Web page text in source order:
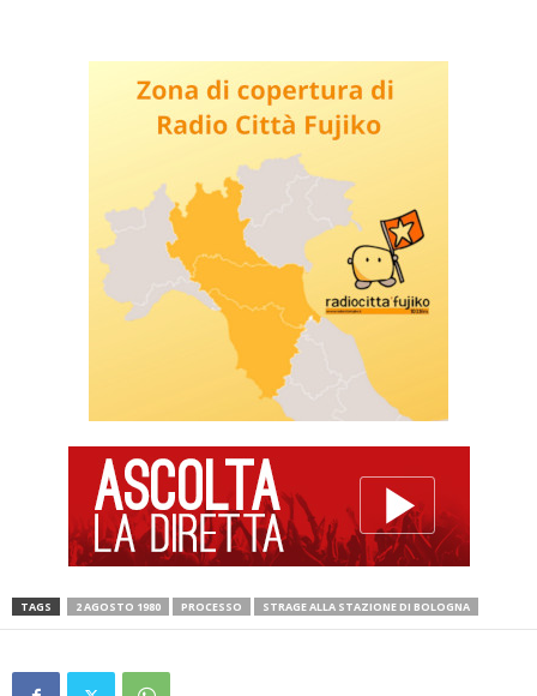
TAGS 2 AGOSTO 1980 PROCESSO STRAGE ALLA STAZIONE DI BOLOGNA